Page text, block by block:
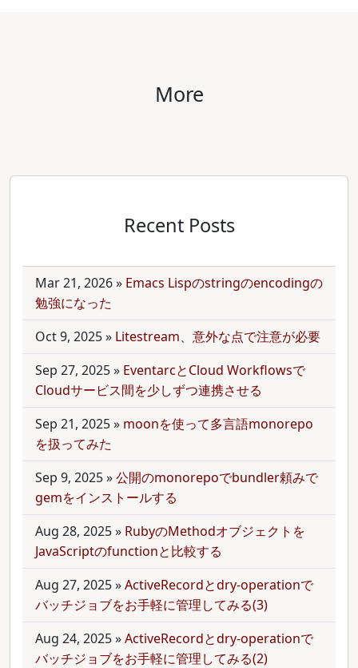
More
Recent Posts
Mar 21, 2026» Emacs Lispのstringのencodingの
勉強になった
Oct 9, 2025» Litestream、意外な点で注意が必要
Sep 27, 2025» EventarcとCloud Workflowsで
Cloudサービス間を少しずつ連携させる
Sep 21, 2025» moonを使って多言語monorepo
を扱ってみた
Sep 9, 2025»公開のmonorepoでbundler頼みで
gemをインストールする
Aug 28, 2025» RubyのMethodオブジェクトを
JavaScriptのfunctionと比較する
Aug 27, 2025»ActiveRecordとdry-operationで
バッチジョブをお手軽に管理してみる(3)
Aug 24, 2025»ActiveRecordとdry-operationで
バッチジョブをお手軽に管理してみる(2)